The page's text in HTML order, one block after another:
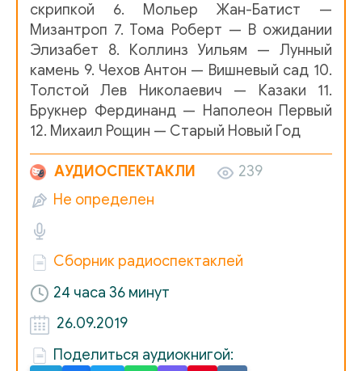
01
02
03
04
Мольер Жан-Батист - Мизантроп
скрипкой 6. Мольер Жан-Батист —
Мизантроп 7. Тома Роберт — В ожидании
Элизабет 8. Коллинз Уильям — Лунный
камень 9. Чехов Антон — Вишневый сад 10.
Толстой Лев Николаевич — Казаки 11.
Брукнер Фердинанд — Наполеон Первый
12. Михаил Рощин — Старый Новый Год
АУДИОСПЕКТАКЛИ
239
Не определен
Сборник радиоспектаклей
24 часа 36 минут
26.09.2019
Поделиться аудиокнигой: